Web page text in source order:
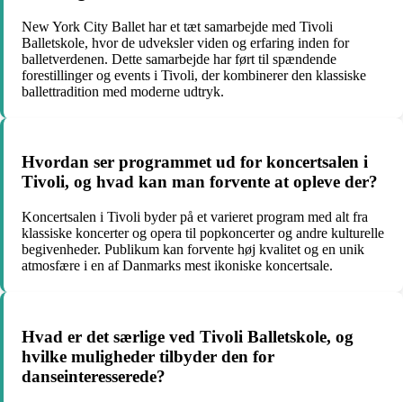
New York City Ballet har et tæt samarbejde med Tivoli
Balletskole, hvor de udveksler viden og erfaring inden for
balletverdenen. Dette samarbejde har ført til spændende
forestillinger og events i Tivoli, der kombinerer den klassiske
ballettradition med moderne udtryk.
Hvordan ser programmet ud for koncertsalen i
Tivoli, og hvad kan man forvente at opleve der?
Koncertsalen i Tivoli byder på et varieret program med alt fra
klassiske koncerter og opera til popkoncerter og andre kulturelle
begivenheder. Publikum kan forvente høj kvalitet og en unik
atmosfære i en af Danmarks mest ikoniske koncertsale.
Hvad er det særlige ved Tivoli Balletskole, og
hvilke muligheder tilbyder den for
danseinteresserede?